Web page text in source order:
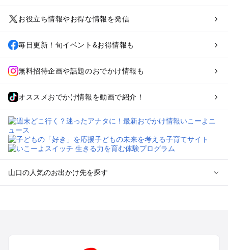
お役立ち情報やお得な情報を発信
毎日更新！旬イベント&お得情報も
無料招待企画や話題のおでかけ情報も
オススメおでかけ情報を動画で紹介！
山口の人気のお出かけ先を探す